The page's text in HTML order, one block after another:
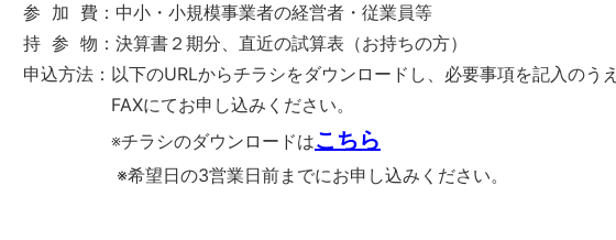
参 加 費：中小・小規模事業者の経営者・従業員等
持 参 物：決算書２期分、直近の試算表（お持ちの方）
申込方法：以下のURLからチラシをダウンロードし、必要事項を記入のうえ
FAXにてお申し込みください。
※チラシのダウンロードはこちら
※希望日の3営業日前までにお申し込みください。